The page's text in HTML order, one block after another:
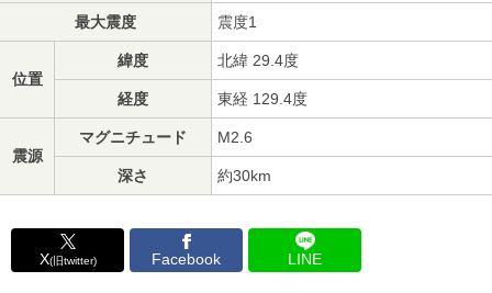
最大震度 震度1
位置
緯度 北緯 29.4度
経度 東経 129.4度
震源
マグニチュード M2.6
深さ 約30km
X(旧twitter) Facebook LINE